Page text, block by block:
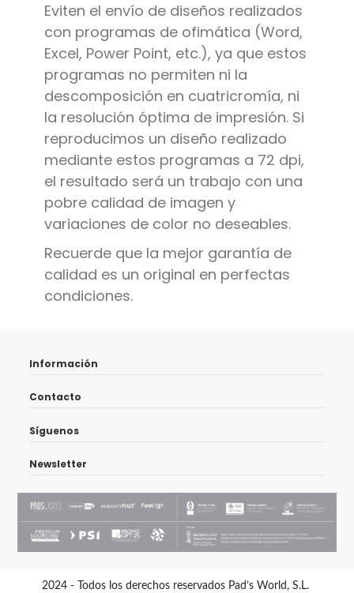
Eviten el envío de diseños realizados
con programas de ofimática (Word,
Excel, Power Point, etc.), ya que estos
programas no permiten ni la
descomposición en cuatricromía, ni
la resolución óptima de impresión. Si
reproducimos un diseño realizado
mediante estos programas a 72 dpi,
el resultado será un trabajo con una
pobre calidad de imagen y
variaciones de color no deseables.
Recuerde que la mejor garantía de
calidad es un original en perfectas
condiciones.
Información
Contacto
Síguenos
Newsletter
2024 - Todos los derechos reservados Pad’s World, S.L.